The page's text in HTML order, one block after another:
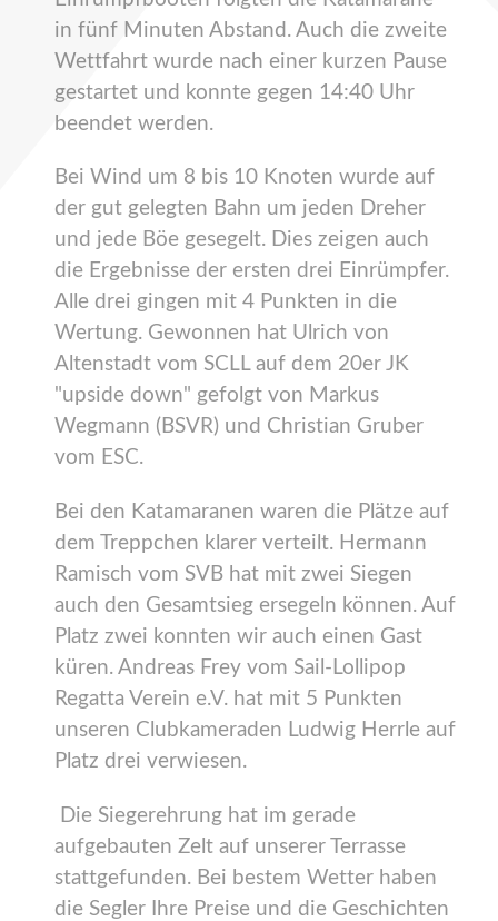
in fünf Minuten Abstand. Auch die zweite
Wettfahrt wurde nach einer kurzen Pause
gestartet und konnte gegen 14:40 Uhr
beendet werden.
Bei Wind um 8 bis 10 Knoten wurde auf
der gut gelegten Bahn um jeden Dreher
und jede Böe gesegelt. Dies zeigen auch
die Ergebnisse der ersten drei Einrümpfer.
Alle drei gingen mit 4 Punkten in die
Wertung. Gewonnen hat Ulrich von
Altenstadt vom SCLL auf dem 20er JK
"upside down" gefolgt von Markus
Wegmann (BSVR) und Christian Gruber
vom ESC.
Bei den Katamaranen waren die Plätze auf
dem Treppchen klarer verteilt. Hermann
Ramisch vom SVB hat mit zwei Siegen
auch den Gesamtsieg ersegeln können. Auf
Platz zwei konnten wir auch einen Gast
küren. Andreas Frey vom Sail-Lollipop
Regatta Verein e.V. hat mit 5 Punkten
unseren Clubkameraden Ludwig Herrle auf
Platz drei verwiesen.
Die Siegerehrung hat im gerade
aufgebauten Zelt auf unserer Terrasse
stattgefunden. Bei bestem Wetter haben
die Segler Ihre Preise und die Geschichten